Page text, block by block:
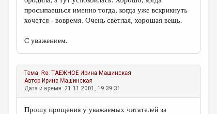
просыпаешься именно тогда, когда уже вскрикнуть
хочется - вовремя. Очень светлая, хорошая вещь.
С уважением.
Тема: Re: ТАЕЖНОЕ Ирина Машинская
Автор Ирина Машинская
Дата и время: 21.11.2001, 19:39:31
Прошу прощения у уважаемых читателей за